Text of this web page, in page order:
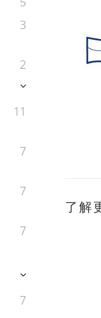
3
2
11
7
7
7
7
了解